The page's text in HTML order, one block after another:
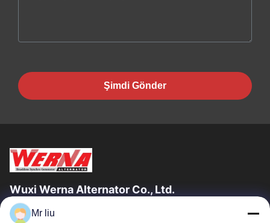
Şimdi Gönder
Wuxi Werna Alternator Co., Ltd.
Hızlı Bağlantılar
Mr liu